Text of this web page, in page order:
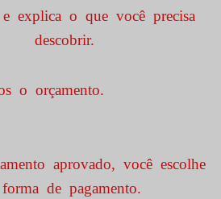
explica o que você precisa
descobrir.
o orçamento.
aprovado, você escolhe
de pagamento.